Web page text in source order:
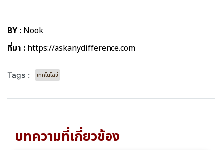
BY : Nook
ที่มา : https://askanydifference.com
Tags : เทคโนโลยี
บทความที่เกี่ยวข้อง